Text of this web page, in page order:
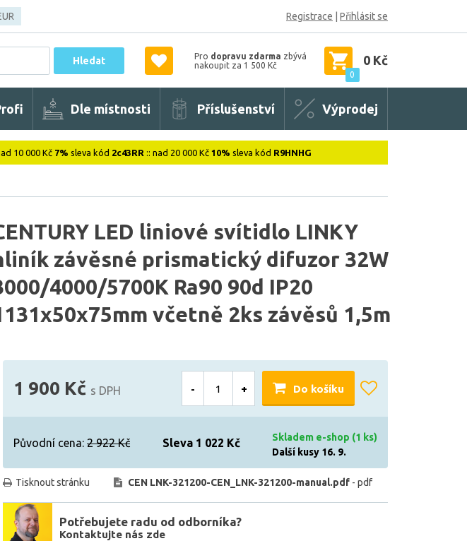
Registrace Přihlásit se
Hledat Pro dopravu zdarma zbývá
nakoupit za 1 500 Kč
0
0 Kč
Dle místnosti Příslušenství Výprodej
10 000 Kč 7% sleva kód 2c43RR :: nad 20 000 Kč 10% sleva kód R9HNHG
LED liniové svítidlo LINKY
závěsné prismatický difuzor 32W
4000/5700K Ra90 90d IP20
včetně 2ks závěsů 1,5m
1 900 Kč s DPH - + Do košíku
Původní cena: 2 922 Kč Sleva 1 022 Kč
Skladem e-shop (1 ks)
Další kusy 16. 9.
Tisknout stránku CEN LNK-321200-CEN_LNK-321200-manual.pdf - pdf
Potřebujete radu od odborníka?
Kontaktujte nás zde